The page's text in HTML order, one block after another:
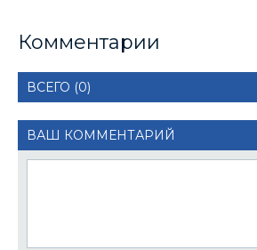
Комментарии
ВСЕГО (0)
ВАШ КОММЕНТАРИЙ